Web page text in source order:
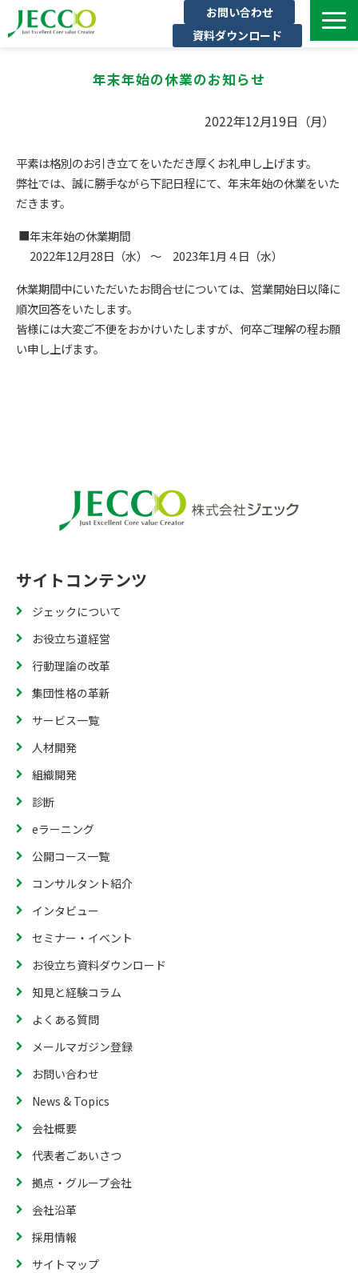
お問い合わせ
資料ダウンロード
ジェックについて
インタビュー
公開コース一覧
年末年始の休業のお知らせ
2022年12月19日（月）
平素は格別のお引き立てをいただき厚くお礼申し上げます。
弊社では、誠に勝手ながら下記日程にて、年末年始の休業をいた
だきます。
■年末年始の休業期間
2022年12月28日（水） ～ 2023年1月４日（水）
休業期間中にいただいたお問合せについては、営業開始日以降に
順次回答をいたします。
皆様には大変ご不便をおかけいたしますが、何卒ご理解の程お願
い申し上げます。
サイトコンテンツ
ジェックについて
お役立ち道経営
行動理論の改革
集団性格の革新
サービス一覧
人材開発
組織開発
診断
eラーニング
公開コース一覧
コンサルタント紹介
インタビュー
セミナー・イベント
お役立ち資料ダウンロード
知見と経験コラム
よくある質問
メールマガジン登録
お問い合わせ
News & Topics
会社概要
代表者ごあいさつ
拠点・グループ会社
会社沿革
採用情報
サイトマップ